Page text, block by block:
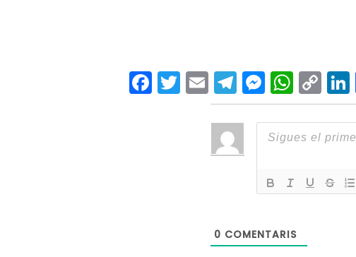
Facebook
Twitter
EmailTelegram
0 COMENTARIS